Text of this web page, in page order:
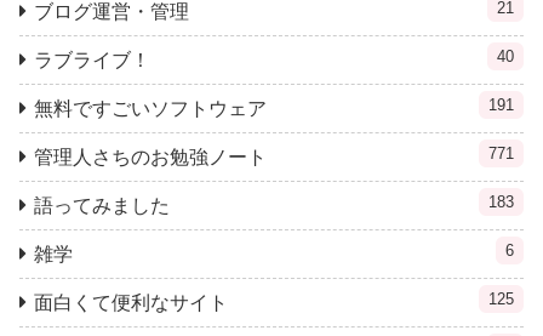
ブログ運営・管理 21
ラブライブ！ 40
無料ですごいソフトウェア 191
管理人さちのお勉強ノート 771
語ってみました 183
雑学 6
面白くて便利なサイト 125